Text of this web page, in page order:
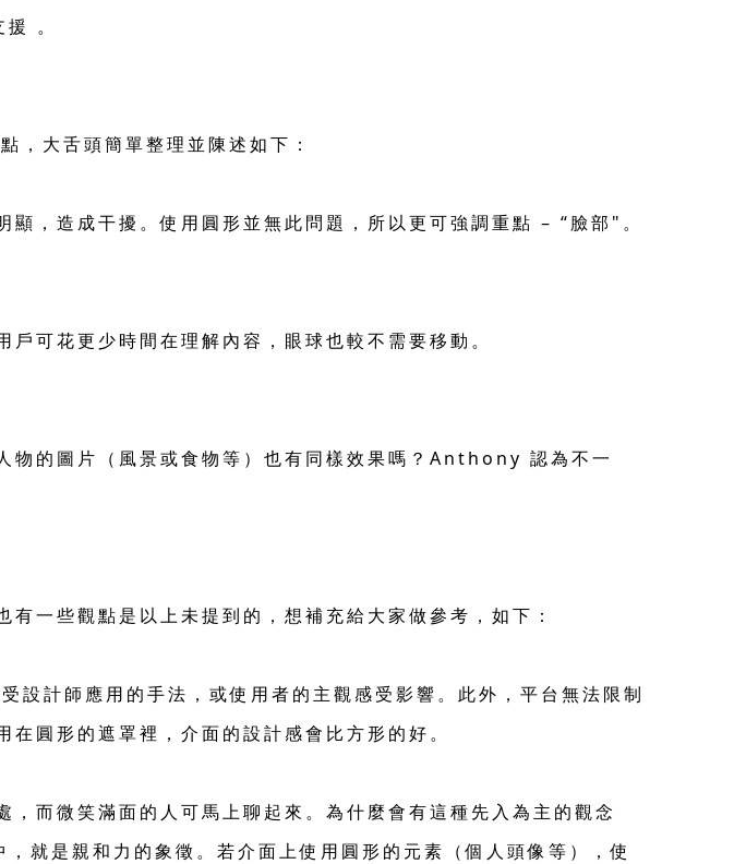
。
大舌頭簡單整理並陳述如下：
，造成干擾。使用圓形並無此問題，所以更可強調重點 – “臉部"。
可花更少時間在理解內容，眼球也較不需要移動。
物的圖片（風景或食物等）也有同樣效果嗎？Anthony 認為不一
一些觀點是以上未提到的，想補充給大家做參考，如下：
設計師應用的手法，或使用者的主觀感受影響。此外，平台無法限制
圓形的遮罩裡，介面的設計感會比方形的好。
而微笑滿面的人可馬上聊起來。為什麼會有這種先入為主的觀念
就是親和力的象徵。若介面上使用圓形的元素（個人頭像等），使